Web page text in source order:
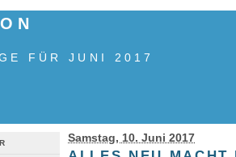
FÜR JUNI 2017
Samstag, 10. Juni 2017